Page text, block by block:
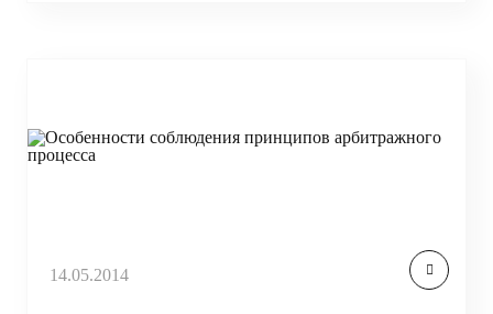
14.05.2014